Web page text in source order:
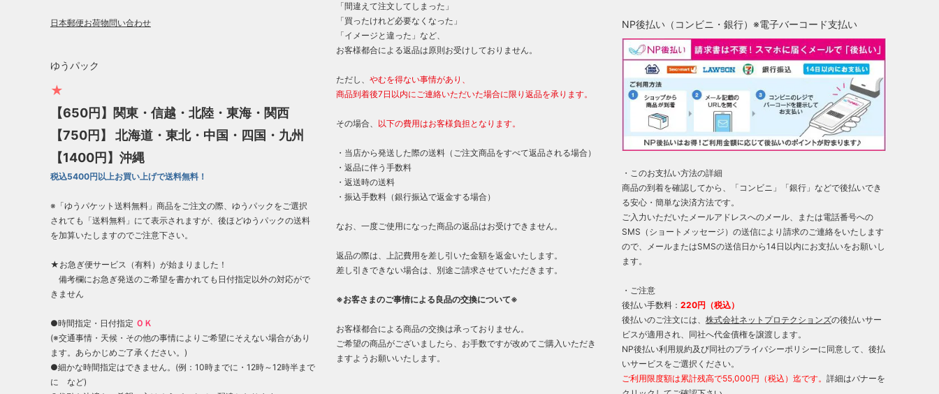
日本郵便お荷物問い合わせ
ゆうパック
★
【650円】関東・信越・北陸・東海・関西
【750円】 北海道・東北・中国・四国・九州
【1400円】沖縄
税込5400円以上お買い上げで送料無料！
※「ゆうパケット送料無料」商品をご注文の際、ゆうパックをご選択
されても「送料無料」にて表示されますが、後ほどゆうパックの送料
を加算いたしますのでご注意下さい。
★お急ぎ便サービス（有料）が始まりました！
備考欄にお急ぎ発送のご希望を書かれても日付指定以外の対応がで
きません
●時間指定・日付指定 ＯＫ
(※交通事情・天候・その他の事情によりご希望にそえない場合があり
ます。あらかじめご了承ください。)
●細かな時間指定はできません。(例：10時までに・12時～12時半まで
に など)
「間違えて注文してしまった」
「買ったけれど必要なくなった」
「イメージと違った」など、
お客様都合による返品は原則お受けしておりません。
ただし、 やむを得ない事情があり、
商品到着後7日以内にご連絡いただいた場合に限り返品を承ります。
その場合、 以下の費用はお客様負担となります。
・当店から発送した際の送料（ご注文商品をすべて返品される場合）
・返品に伴う手数料
・返送時の送料
・振込手数料（銀行振込で返金する場合）
なお、一度ご使用になった商品の返品はお受けできません。
返品の際は、上記費用を差し引いた金額を返金いたします。
差し引きできない場合は、別途ご請求させていただきます。
※お客さまのご事情による良品の交換について※
お客様都合による商品の交換は承っておりません。
ご希望の商品がございましたら、お手数ですが改めてご購入いただき
ますようお願いいたします。
NP後払い（コンビニ・銀行）※電子バーコード支払い
・このお支払い方法の詳細
商品の到着を確認してから、「コンビニ」「銀行」などで後払いでき
る安心・簡単な決済方法です。
ご入力いただいたメールアドレスへのメール、または電話番号への
SMS（ショートメッセージ）の送信により請求のご連絡をいたします
ので、メールまたはSMSの送信日から14日以内にお支払いをお願いし
ます。
・ご注意
後払い手数料： 220円（税込）
後払いのご注文には、 株式会社ネットプロテクションズの後払いサー
ビスが適用され、同社へ代金債権を譲渡します。
NP後払い利用規約及び同社のプライバシーポリシーに同意して、後払
いサービスをご選択ください。
ご利用限度額は累計残高で55,000円（税込）迄です。 詳細はバナーを